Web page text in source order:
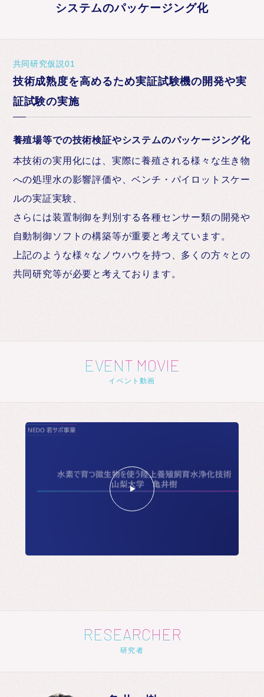
システムのパッケージング化
共同研究仮説01
技術成熟度を高めるため実証試験機の開発や実
証試験の実施
養殖場等での技術検証やシステムのパッケージング化
本技術の実用化には、実際に養殖される様々な生き物
への処理水の影響評価や、ベンチ・パイロットスケー
ルの実証実験、
さらには装置制御を判別する各種センサー類の開発や
自動制御ソフトの構築等が重要と考えています。
上記のような様々なノウハウを持つ、多くの方々との
共同研究等が必要と考えております。
EVENT MOVIE
イベント動画
RESEARCHER
研究者